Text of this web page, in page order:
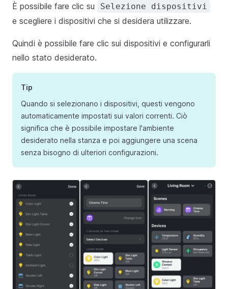
È possibile fare clic su Selezione dispositivi
e scegliere i dispositivi che si desidera utilizzare.
Quindi è possibile fare clic sui dispositivi e configurarli
nello stato desiderato.
Tip
Quando si selezionano i dispositivi, questi vengono
automaticamente impostati sui valori correnti. Ciò
significa che è possibile impostare l'ambiente
desiderato nella stanza e poi aggiungere una scena
senza bisogno di ulteriori configurazioni.